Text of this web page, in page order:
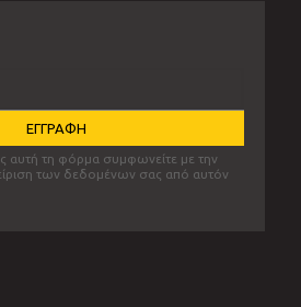
αυτή τη φόρμα συμφωνείτε με την
των δεδομένων σας από αυτόν